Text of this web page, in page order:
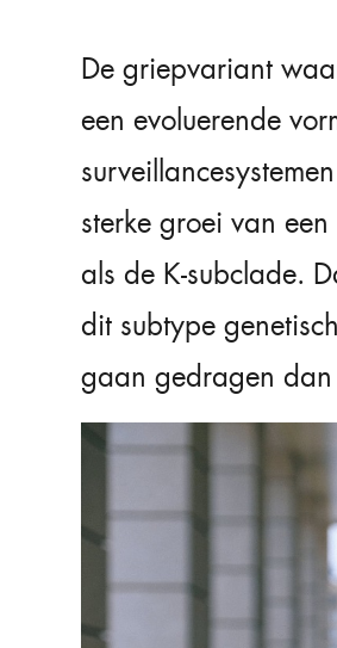
De griepvariant
een evoluerende
sterke groei van
als de K-subclade.
dit subtype
gaan gedragen